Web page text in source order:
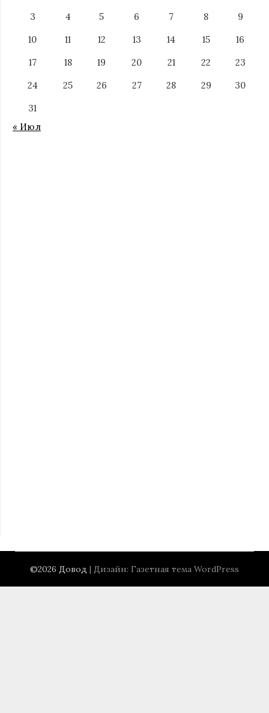
3
4 5 6 7 8
9
10
11 12 13 14 15
16
17
18 19 20 21 22
23
24
25 26 27 28 29
30
31
« Июл
©2026 Довод | Дизайн: Газетная тема WordPress